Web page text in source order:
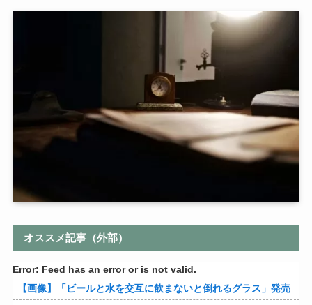
オススメ記事（外部）
Error: Feed has an error or is not valid.
【画像】「ビールと水を交互に飲まないと倒れるグラス」発売